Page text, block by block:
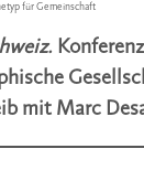
für Gemeinschaft
mit Marc